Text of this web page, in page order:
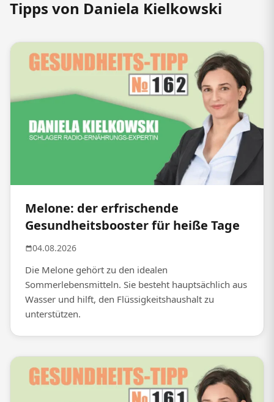
Tipps von Daniela Kielkowski
Melone: der erfrischende
Gesundheitsbooster für heiße Tage
04.08.2026
Die Melone gehört zu den idealen
Sommerlebensmitteln. Sie besteht hauptsächlich aus
Wasser und hilft, den Flüssigkeitshaushalt zu
unterstützen.